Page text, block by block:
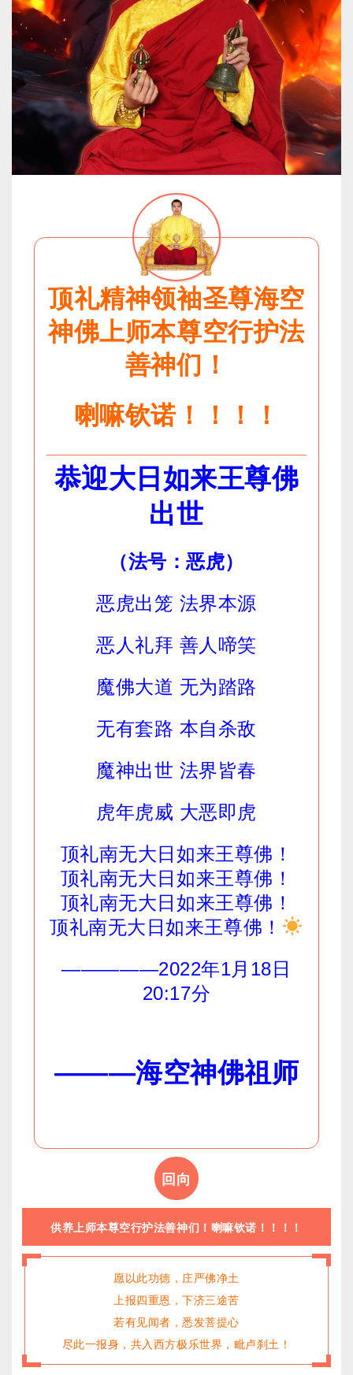
顶礼精神领袖圣尊海空
神佛上师本尊空行护法
善神们！
喇嘛钦诺！！！！
恭迎大日如来王尊佛
出世
（法号：恶虎）
恶虎出笼 法界本源
恶人礼拜 善人啼笑
魔佛大道 无为踏路
无有套路 本自杀敌
魔神出世 法界皆春
虎年虎威 大恶即虎
顶礼南无大日如来王尊佛！
顶礼南无大日如来王尊佛！
顶礼南无大日如来王尊佛！
顶礼南无大日如来王尊佛！
—————2022年1月18日
20:17分
———海空神佛祖师
回向
供养上师本尊空行护法善神们！喇嘛钦诺！！！！
愿以此功德，庄严佛净土
上报四重恩，下济三途苦
若有见闻者，悉发菩提心
尽此一报身，共入西方极乐世界，毗卢刹土！